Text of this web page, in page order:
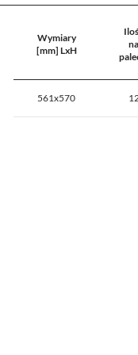
Wymiary
[mm] LxH
na
561x570